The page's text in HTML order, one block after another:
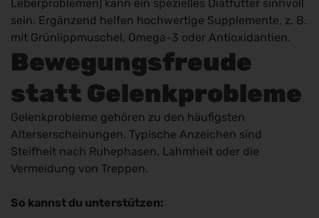
Leberproblemen) kann ein spezielles Diätfutter sinnvoll
sein. Ergänzend helfen hochwertige Supplemente, z. B.
mit Grünlippmuschel, Omega-3 oder Antioxidantien.
Bewegungsfreude
statt Gelenkprobleme
Gelenkprobleme gehören zu den häufigsten
Alterserscheinungen. Typische Anzeichen sind
Steifheit nach Ruhephasen, Lahmheit oder die
Vermeidung von Treppen.
So kannst du unterstützen: